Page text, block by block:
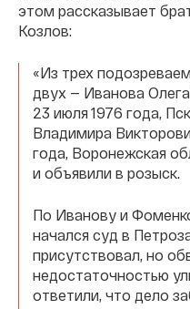
этом рассказывает
Козлов:
«Из трех
двух — Иванова
23 июля 1976 года,
Владимира
года, Воронежская
и объявили в розыск.
По Иванову и
начался суд в
присутствовал, но
недостаточностью
ответили, что дело